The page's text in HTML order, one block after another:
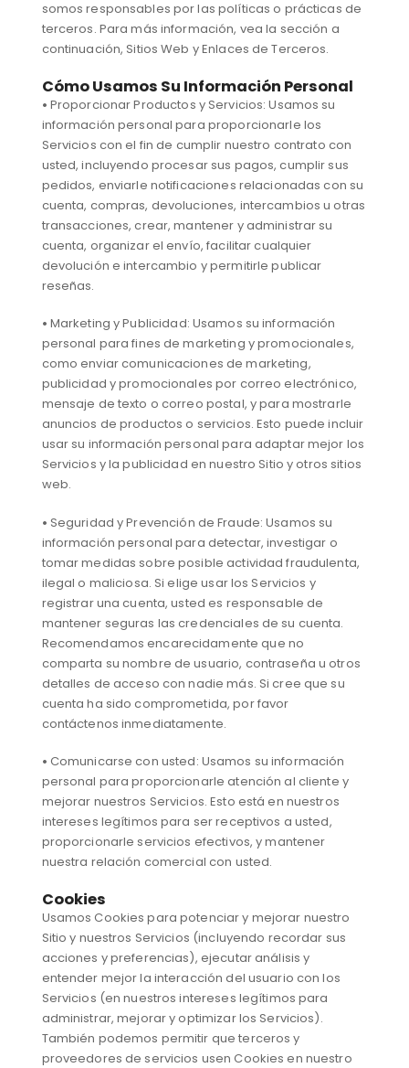
somos responsables por las políticas o prácticas de
terceros. Para más información, vea la sección a
continuación, Sitios Web y Enlaces de Terceros.
Cómo Usamos Su Información Personal
• Proporcionar Productos y Servicios: Usamos su
información personal para proporcionarle los
Servicios con el fin de cumplir nuestro contrato con
usted, incluyendo procesar sus pagos, cumplir sus
pedidos, enviarle notificaciones relacionadas con su
cuenta, compras, devoluciones, intercambios u otras
transacciones, crear, mantener y administrar su
cuenta, organizar el envío, facilitar cualquier
devolución e intercambio y permitirle publicar
reseñas.
• Marketing y Publicidad: Usamos su información
personal para fines de marketing y promocionales,
como enviar comunicaciones de marketing,
publicidad y promocionales por correo electrónico,
mensaje de texto o correo postal, y para mostrarle
anuncios de productos o servicios. Esto puede incluir
usar su información personal para adaptar mejor los
Servicios y la publicidad en nuestro Sitio y otros sitios
web.
• Seguridad y Prevención de Fraude: Usamos su
información personal para detectar, investigar o
tomar medidas sobre posible actividad fraudulenta,
ilegal o maliciosa. Si elige usar los Servicios y
registrar una cuenta, usted es responsable de
mantener seguras las credenciales de su cuenta.
Recomendamos encarecidamente que no
comparta su nombre de usuario, contraseña u otros
detalles de acceso con nadie más. Si cree que su
cuenta ha sido comprometida, por favor
contáctenos inmediatamente.
• Comunicarse con usted: Usamos su información
personal para proporcionarle atención al cliente y
mejorar nuestros Servicios. Esto está en nuestros
intereses legítimos para ser receptivos a usted,
proporcionarle servicios efectivos, y mantener
nuestra relación comercial con usted.
Cookies
Usamos Cookies para potenciar y mejorar nuestro
Sitio y nuestros Servicios (incluyendo recordar sus
acciones y preferencias), ejecutar análisis y
entender mejor la interacción del usuario con los
Servicios (en nuestros intereses legítimos para
administrar, mejorar y optimizar los Servicios).
También podemos permitir que terceros y
proveedores de servicios usen Cookies en nuestro